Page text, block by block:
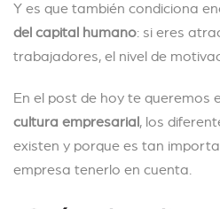
Y es que también condiciona
del capital humano: si eres
trabajadores, el nivel de
En el post de hoy te queremos
cultura empresarial, los
existen y porque es tan
empresa tenerlo en cuenta.